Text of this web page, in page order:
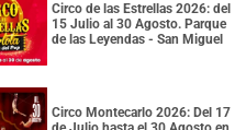
Circo de las Estrellas 2026: del
15 Julio al 30 Agosto. Parque
de las Leyendas - San Miguel
Circo Montecarlo 2026: Del 17